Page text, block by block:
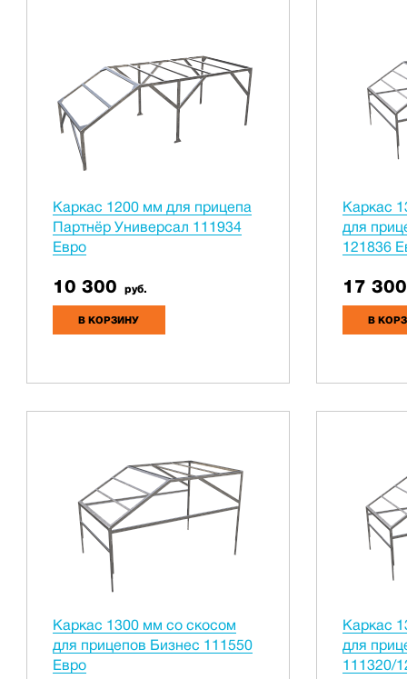
Каркас 1200 мм для прицепа
Партнёр Универсал 111934
Евро
10 300 руб.
В КОРЗИНУ
Каркас
для
121836
17 300
В
Каркас 1300 мм со скосом
для прицепов Бизнес 111550
Евро
Каркас
для
111320/